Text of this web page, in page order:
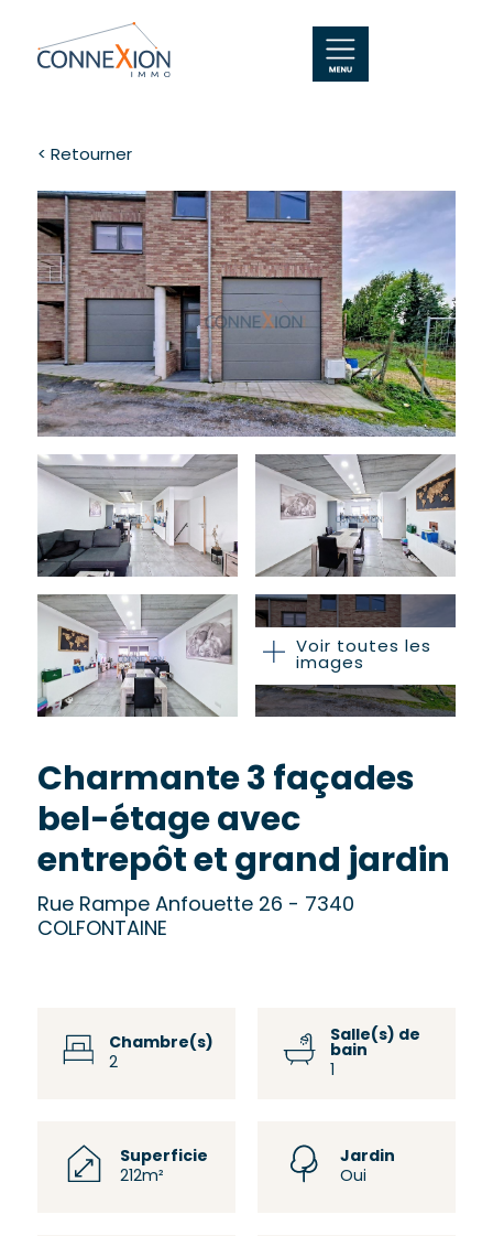
< Retourner
Voir toutes les
images
Charmante 3 façades
bel-étage avec
entrepôt et grand jardin
Rue Rampe Anfouette 26 - 7340
COLFONTAINE
Chambre(s)
2
Salle(s) de
bain
Superficie
212m²
Jardin
Oui